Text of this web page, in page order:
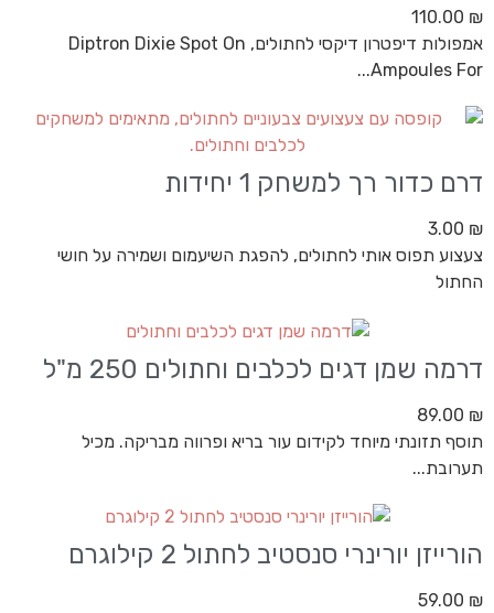
110.00 ₪
אמפולות דיפטרון דיקסי לחתולים, Diptron Dixie Spot On
Ampoules For...
דרם כדור רך למשחק 1 יחידות
3.00 ₪
צעצוע תפוס אותי לחתולים, להפגת השיעמום ושמירה על חושי
החתול
דרמה שמן דגים לכלבים וחתולים 250 מ"ל
89.00 ₪
תוסף תזונתי מיוחד לקידום עור בריא ופרווה מבריקה. מכיל
תערובת...
הורייזן יורינרי סנסטיב לחתול 2 קילוגרם
59.00 ₪